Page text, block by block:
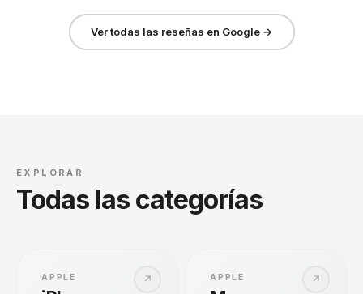
Ver todas las reseñas en Google →
EXPLORAR
Todas las categorías
↗
APPLE ↗
APPLE